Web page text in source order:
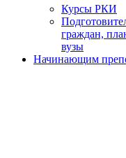
Курсы РКИ
граждан,
вузы
Начинающим